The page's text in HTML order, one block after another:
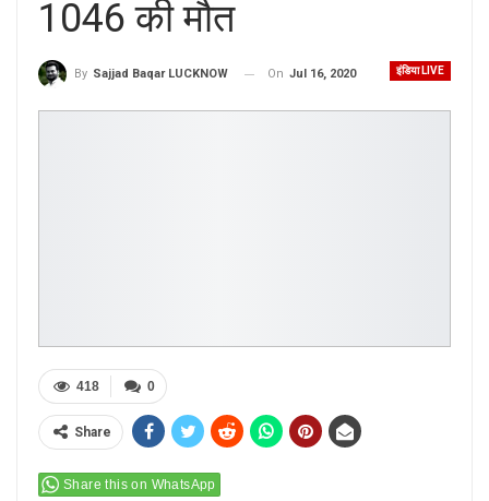
1046 की मौत
इंडिया LIVE
By Sajjad Baqar LUCKNOW On Jul 16, 2020
0
418
Share
Share this on WhatsApp